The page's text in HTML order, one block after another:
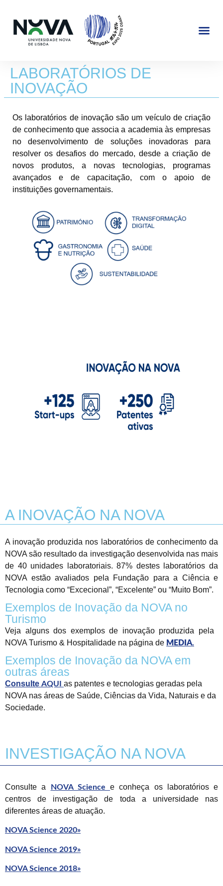
LABORATÓRIOS DE
INOVAÇÃO
Os laboratórios de inovação são um veículo de criação
de conhecimento que associa a academia às empresas
no desenvolvimento de soluções inovadoras para
resolver os desafios do mercado, desde a criação de
novos produtos, a novas tecnologias, programas
avançados e de capacitação, com o apoio de
instituições governamentais.
A INOVAÇÃO NA NOVA
A inovação produzida nos laboratórios de conhecimento da
NOVA são resultado da investigação desenvolvida nas mais
de 40 unidades laboratoriais. 87% destes laboratórios da
NOVA estão avaliados pela
Fundação para a Ciência e
Tecnologia como “Excecional”, “Excelente” ou “Muito Bom”.
Exemplos de Inovação da NOVA no
Turismo
Veja alguns dos exemplos de inovação produzida pela
NOVA Turismo & Hospitalidade na página de MEDIA.
Exemplos de Inovação da NOVA em
outras áreas
Consulte AQUI
as patentes e tecnologias geradas pela
NOVA nas áreas de Saúde, Ciências da Vida, Naturais e da
Sociedade.
INVESTIGAÇÃO NA NOVA
Consulte a NOVA Science e conheça os laboratórios e
centros de investigação de toda a universidade nas
diferentes áreas de atuação.
NOVA Science 2020»
NOVA Science 2019»
NOVA Science 2018»